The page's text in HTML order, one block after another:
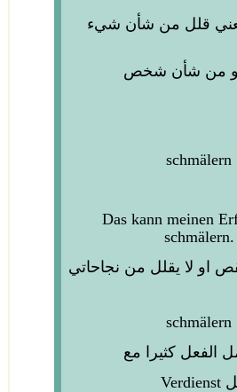
قلل من شأن شيء
schmälern
Das kann meinen
schmälern.
او لا يقلل من
schmälern
الفعل كثيرا مع
Verdienst